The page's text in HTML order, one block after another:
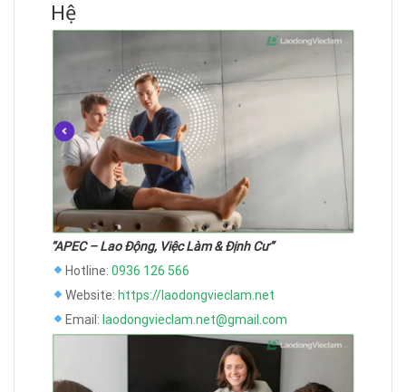
Hệ
“APEC – Lao Động, Việc Làm & Định Cư”
Hotline: 0936 126 566
Website: https://laodongvieclam.net
Email: laodongvieclam.net@gmail.com